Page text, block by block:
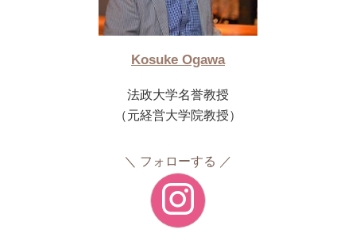
Kosuke Ogawa
法政大学名誉教授
（元経営大学院教授）
フォローする